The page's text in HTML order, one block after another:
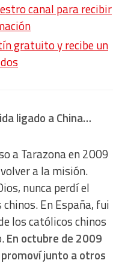
canal para recibir
gratuito y recibe un
ligado a China…
a Tarazona en 2009
a la misión.
nunca perdí el
En España, fui
los católicos chinos
En octubre de 2009
junto a otros